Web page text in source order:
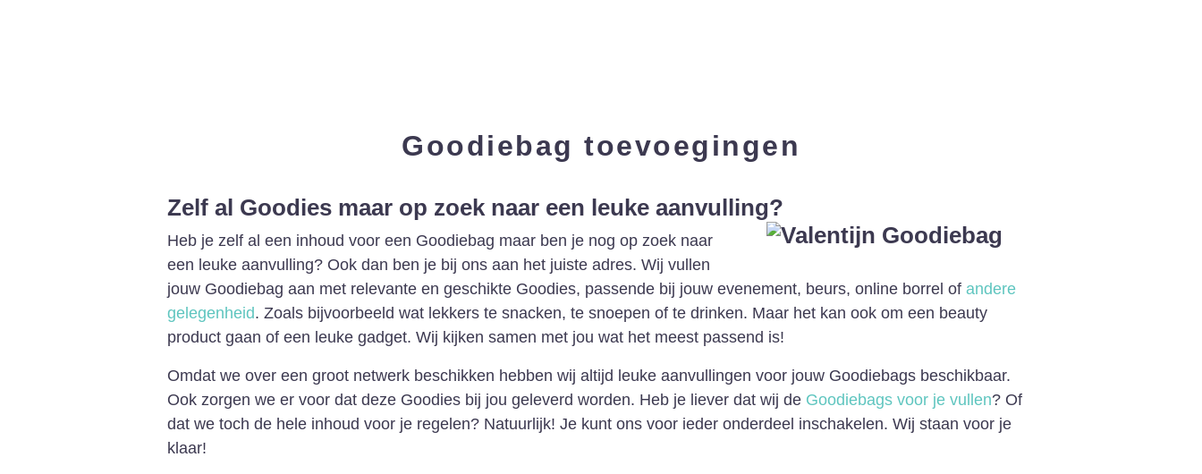
Goodiebag toevoegingen
Zelf al Goodies maar op zoek naar een leuke aanvulling?
Heb je zelf al een inhoud voor een Goodiebag maar ben je nog op zoek naar
een leuke aanvulling? Ook dan ben je bij ons aan het juiste adres. Wij vullen
jouw Goodiebag aan met relevante en geschikte Goodies, passende bij jouw evenement, beurs, online borrel of andere
gelegenheid. Zoals bijvoorbeeld wat lekkers te snacken, te snoepen of te drinken. Maar het kan ook om een beauty
product gaan of een leuke gadget. Wij kijken samen met jou wat het meest passend is!
Omdat we over een groot netwerk beschikken hebben wij altijd leuke aanvullingen voor jouw Goodiebags beschikbaar.
Ook zorgen we er voor dat deze Goodies bij jou geleverd worden. Heb je liever dat wij de Goodiebags voor je vullen? Of
dat we toch de hele inhoud voor je regelen? Natuurlijk! Je kunt ons voor ieder onderdeel inschakelen. Wij staan voor je
klaar!